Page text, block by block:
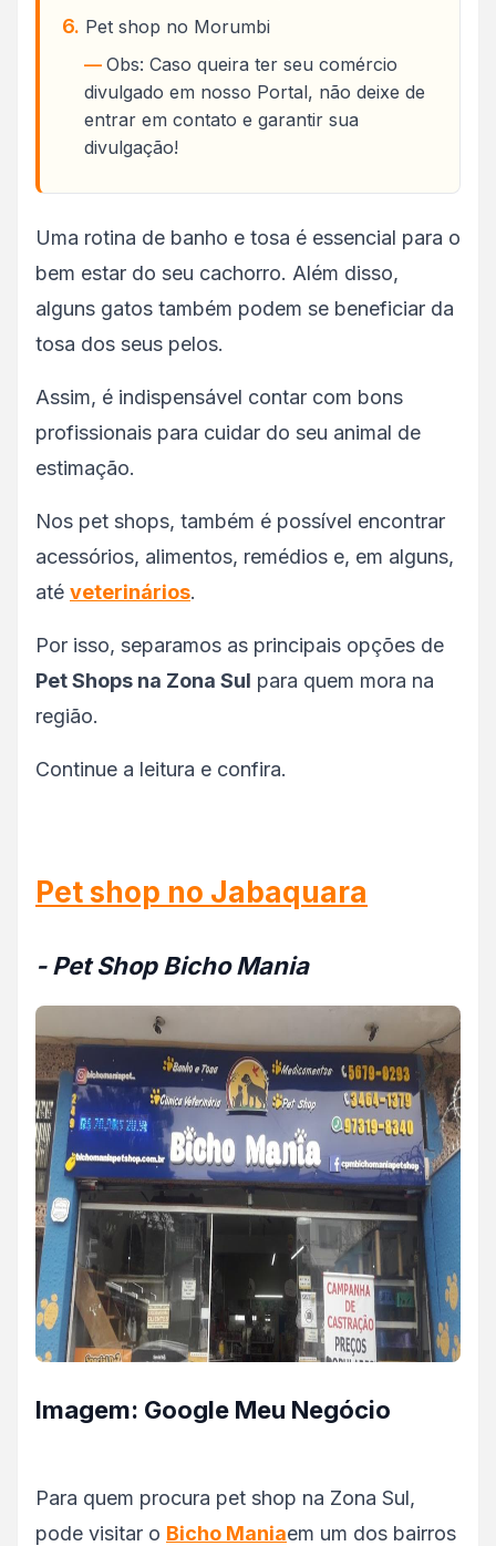
Pet shop no Morumbi
Obs: Caso queira ter seu comércio
divulgado em nosso Portal, não deixe de
entrar em contato e garantir sua
divulgação!
Uma rotina de banho e tosa é essencial para o
bem estar do seu cachorro. Além disso,
alguns gatos também podem se beneficiar da
tosa dos seus pelos.
Assim, é indispensável contar com bons
profissionais para cuidar do seu animal de
estimação.
Nos pet shops, também é possível encontrar
acessórios, alimentos, remédios e, em alguns,
até veterinários.
Por isso, separamos as principais opções de
Pet Shops na Zona Sul para quem mora na
região.
Continue a leitura e confira.
Pet shop no Jabaquara
- Pet Shop Bicho Mania
Imagem: Google Meu Negócio
Para quem procura pet shop na Zona Sul,
pode visitar o Bicho Maniaem um dos bairros